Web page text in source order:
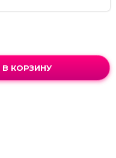
В КОРЗИНУ